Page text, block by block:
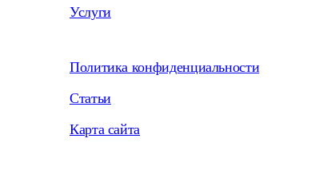
Услуги
Политика конфиденциальности
Статьи
Карта сайта